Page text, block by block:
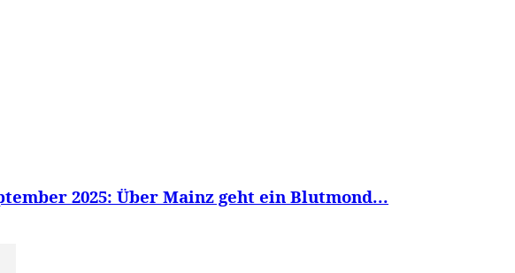
2025: Über Mainz geht ein Blutmond...